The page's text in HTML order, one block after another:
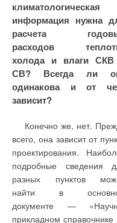
климатологическая
информация нужна
расчета
расходов
холода и влаги
СВ? Всегда ли
одинакова и от
зависит?
Конечно же, нет.
всего, она зависит от
проектирования.
подробные сведения
разных пунктов
найти в
документе —
прикладном справочнике
газобаллонным
(Зб.у):
В результате получим:
веществ требует
доочистки
фильтрах
зернистой
Указанная
закономерность,
вероятно,
равномерного
распределения взвеси
высоте загрузки
(без изменения
напора) с
концентрированием
взвешенных